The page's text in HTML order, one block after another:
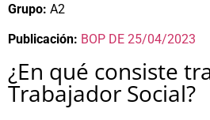
Grupo: A2
Publicación: BOP DE 25/04/2023
¿En qué consiste
Trabajador Social?